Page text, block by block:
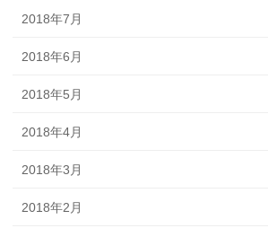
2018年7月
2018年6月
2018年5月
2018年4月
2018年3月
2018年2月